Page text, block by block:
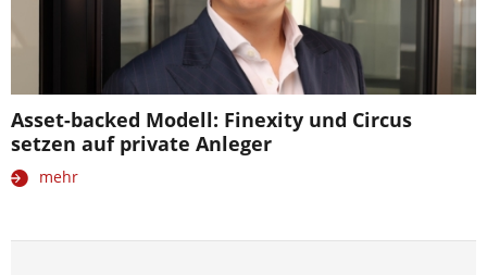
Asset-backed Modell: Finexity und Circus
setzen auf private Anleger
mehr